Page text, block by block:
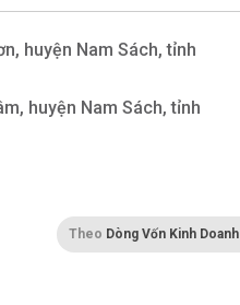
huyện Nam Sách, tỉnh
huyện Nam Sách, tỉnh
Theo Dòng Vốn Kinh Doanh